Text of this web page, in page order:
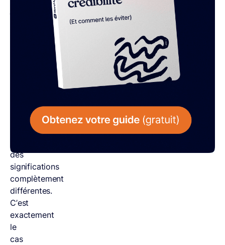
identique
des
significations
complètement
différentes.
C’est
exactement
le
cas